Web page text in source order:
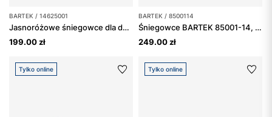
BARTEK / 14625001
Jasnoróżowe śniegowce dla dziewczynki BARTEK 14625001
199.00 zł
BARTEK / 8500114
Śniegowce BARTEK 85001-14, dla dziewcząt, beżowo-czarne
249.00 zł
Tylko online Tylko online